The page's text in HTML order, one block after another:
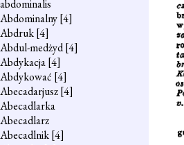
abdominalis
Abdominalny[4]
Abdruk[4]
Abdul-medżyd[4]
Abdykacja[4]
Abdykować [4]
Abecadarjusz[4]
Abecadlarka
Abecadlarz
Abecadlnik[4]